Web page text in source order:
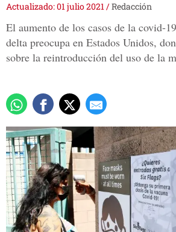
Actualizado: 01 julio 2021/Redacción
El aumento de los casos de la covid-
delta preocupa en Estados Unidos,
sobre la reintroducción del uso de la